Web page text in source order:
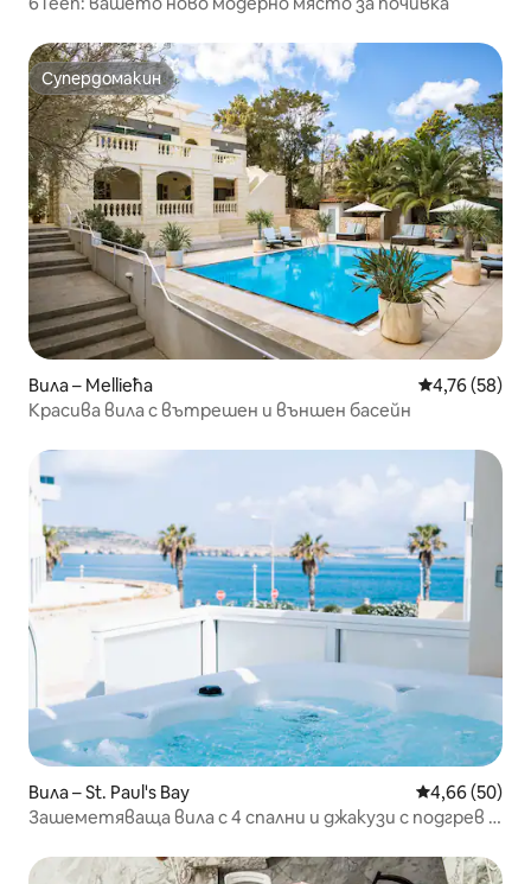
Супердомакин
Супердомакин
Вила – Mellieħa Средна
4,76 (58)
Красива вила с вътрешен и външен басейн
Вила – St. Paul's Bay Средна
4,66 (50)
Зашеметяваща вила с 4 спални и джакузи с подгрев в